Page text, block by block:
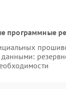
программные
данными: